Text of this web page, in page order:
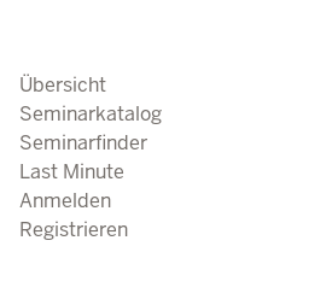
Übersicht
Seminarkatalog
Seminarfinder
Last Minute
Anmelden
Registrieren